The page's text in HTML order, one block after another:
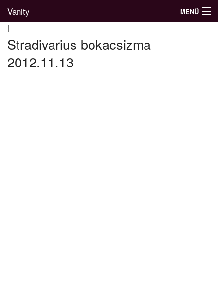
Vanity MENÜ
Divatblog
|
Stradivarius bokacsizma
2012.11.13